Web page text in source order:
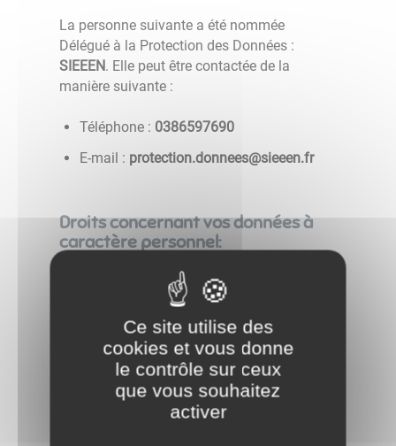
La personne suivante a été nommée
Délégué à la Protection des Données :
SIEEEN. Elle peut être contactée de la
manière suivante :
Téléphone : 0967956830
E-mail : rf.neeeis@seennod.noitcetorp
Droits concernant vos données à
caractère personnel:
droit d'obtenir des informations
les données que nous détenons sur vous
et les traitements mis en œuvre ;
Lorsque le traitement est fondé sur votre
consentement, vous avez le droit de
retirer ce consentement à tout moment
Cette action ne portera pas atteinte à la
Ce site utilise des
cookies et vous donne
le contrôle sur ceux
que vous souhaitez
activer